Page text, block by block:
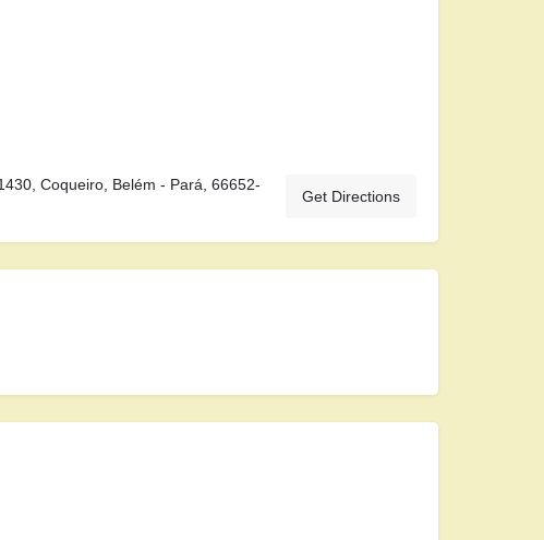
Coqueiro, Belém - Pará, 66652-
Get Directions